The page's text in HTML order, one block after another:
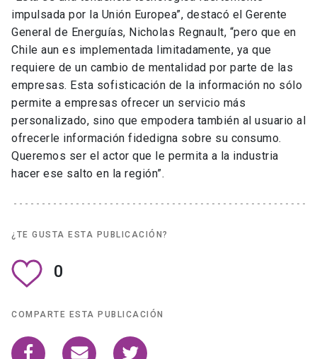
impulsada por la Unión Europea”, destacó el Gerente
General de Energuías, Nicholas Regnault, “pero que en
Chile aun es implementada limitadamente, ya que
requiere de un cambio de mentalidad por parte de las
empresas. Esta sofisticación de la información no sólo
permite a empresas ofrecer un servicio más
personalizado, sino que empodera también al usuario al
ofrecerle información fidedigna sobre su consumo.
Queremos ser el actor que le permita a la industria
hacer ese salto en la región”.
¿TE GUSTA ESTA PUBLICACIÓN?
0
COMPARTE ESTA PUBLICACIÓN